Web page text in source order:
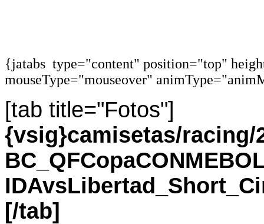
{jatabs type="content" position="top"
mouseType="mouseover"
[tab title="Fotos"]
{vsig}camisetas/racing/
[/tab]